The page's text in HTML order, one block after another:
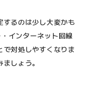
するのは少し大変かも
インターネット回線
対処しやすくなりま
しょう。